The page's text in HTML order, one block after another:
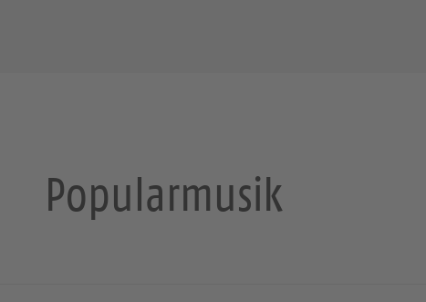
Popularmusik